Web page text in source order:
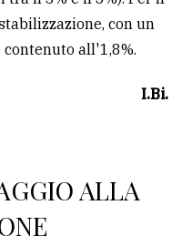
con un
all'1,8%.
I.Bi.
ALLA